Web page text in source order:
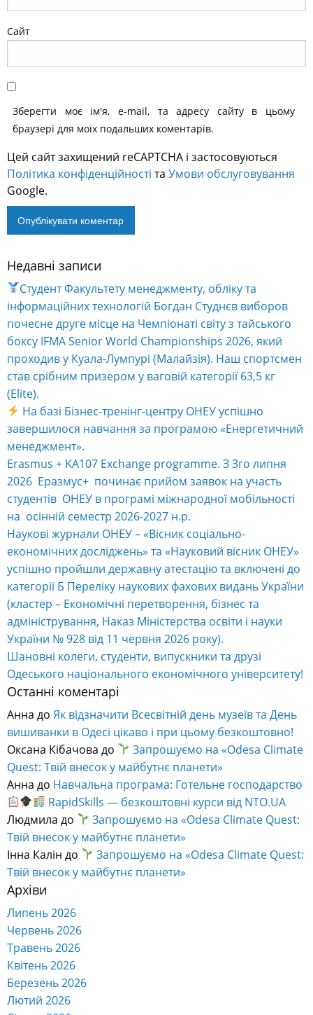
Сайт
Зберегти моє ім'я, e-mail, та адресу сайту в цьому
браузері для моїх подальших коментарів.
Цей сайт захищений reCAPTCHA і застосовуються
Політика конфіденційності та Умови обслуговування
Google.
Alternative:
Недавні записи
Студент Факультету менеджменту, обліку та
інформаційних технологій Богдан Студнєв виборов
почесне друге місце на Чемпіонаті світу з тайського
боксу IFMA Senior World Championships 2026, який
проходив у Куала-Лумпурі (Малайзія). Наш спортсмен
став срібним призером у ваговій категорії 63,5 кг
(Elite).
На базі Бізнес-тренінг-центру ОНЕУ успішно
завершилося навчання за програмою «Енергетичний
менеджмент».
Erasmus + KA107 Exchange programme. З 3го липня
2026 Еразмус+ починає прийом заявок на участь
студентів ОНЕУ в програмі міжнародної мобільності
на осінній семестр 2026-2027 н.р.
Наукові журнали ОНЕУ – «Вісник соціально-
економічних досліджень» та «Науковий вісник ОНЕУ»
успішно пройшли державну атестацію та включені до
категорії Б Переліку наукових фахових видань України
(кластер – Економічні перетворення, бізнес та
адміністрування, Наказ Міністерства освіти і науки
України № 928 від 11 червня 2026 року).
Шановні колеги, студенти, випускники та друзі
Одеського національного економічного університету!
Останні коментарі
Анна до Як відзначити Всесвітній день музеїв та День
вишиванки в Одесі цікаво і при цьому безкоштовно!
Оксана Кібачова до
Запрошуємо на «Odesa Climate
Quest: Твій внесок у майбутнє планети»
Анна до Навчальна програма: Готельне господарство
RapidSkills — безкоштовні курси від NTO.UA
Людмила до
Запрошуємо на «Odesa Climate Quest:
Твій внесок у майбутнє планети»
Інна Калін до
Запрошуємо на «Odesa Climate Quest:
Твій внесок у майбутнє планети»
Архіви
Липень 2026
Червень 2026
Травень 2026
Квітень 2026
Березень 2026
Лютий 2026